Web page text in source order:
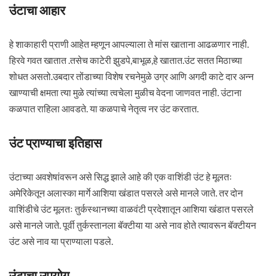
उंटाचा आहार
हे शाकाहारी प्राणी आहेत म्हणून आपल्याला ते मांस खाताना आढळणार नाही.
हिरवे गवत खातात .तसेच काटेरी झुडपे,बाभूळ,हे खातात.उंट सतत मिठाच्या
शोधत असतो.उबदार तोंडाच्या विशेष रचनेमुळे उग्र आणि अगदी काटे दार अन्न
खाण्याची क्षमता त्या मुळे त्यांच्या त्वचेला मुळीच वेदना जाणवत नाही. उंटाना
कळपात राहिला आवडते. या कळपाचे नेतृत्व नर उंट करतात.
उंट प्राण्याचा इतिहास
उंटाच्या अवशेषांवरून असे सिद्ध झाले आहे की एक वाशिंडी उंट हे मूलतः
अमेरिकेतून अलास्का मार्गे आशिया खंडात पसरले असे मानले जाते. तर दोन
वाशिंडीचे उंट मूलतः तुर्कस्थानच्या वाळवंटी प्रदेशातून आशिया खंडात पसरले
असे मानले जाते. पूर्वी तुर्कस्तानला बॅक्टीया या असे नाव होते त्यावरून बॅक्टीयन
उंट असे नाव या प्राण्याला पडले.